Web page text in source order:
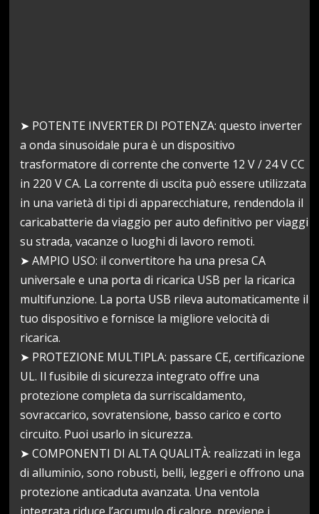
➤ POTENTE INVERTER DI POTENZA: questo inverter
a onda sinusoidale pura è un dispositivo
trasformatore di corrente che converte 12 V / 24 V CC
in 220 V CA. La corrente di uscita può essere utilizzata
in una varietà di tipi di apparecchiature, rendendola il
caricabatterie da viaggio per auto definitivo per viaggi
su strada, vacanze o luoghi di lavoro remoti.
➤ AMPIO USO: il convertitore ha una presa CA
universale e una porta di ricarica USB per la ricarica
multifunzione. La porta USB rileva automaticamente il
tuo dispositivo e fornisce la migliore velocità di
ricarica.
➤ PROTEZIONE MULTIPLA: passare CE, certificazione
UL. Il fusibile di sicurezza integrato offre una
protezione completa da surriscaldamento,
sovraccarico, sovratensione, basso carico e corto
circuito. Puoi usarlo in sicurezza.
➤ COMPONENTI DI ALTA QUALITÀ: realizzati in lega
di alluminio, sono robusti, belli, leggeri e offrono una
protezione anticaduta avanzata. Una ventola